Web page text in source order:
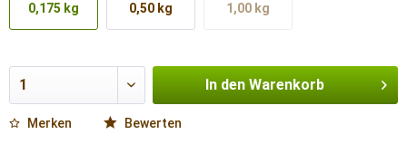
0,175 kg 0,50 kg 1,00 kg
In den Warenkorb
Merken Bewerten